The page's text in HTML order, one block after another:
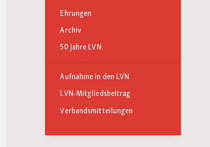
Ehrungen
Archiv
50 Jahre LVN
Aufnahme in den LVN
LVN-Mitgliedsbeitrag
Verbandsmitteilungen